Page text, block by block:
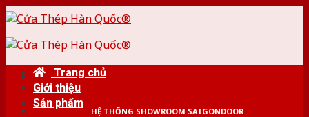
Skip
content
HỆ THỐNG SHOWROOM SAIGONDOOR
Trang chủ
Giới thiệu
Sản phẩm